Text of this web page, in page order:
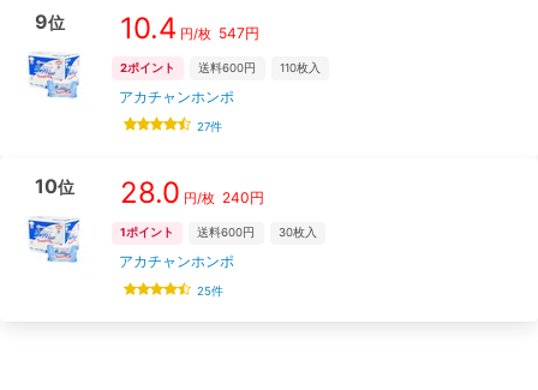
9位 10.4 円/枚 547円
2ポイント 送料600円 110枚入
アカチャンホンポ
27件
10位 28.0 円/枚 240円
1 ポイント 送料600円 30枚入
アカチャンホンポ
25件